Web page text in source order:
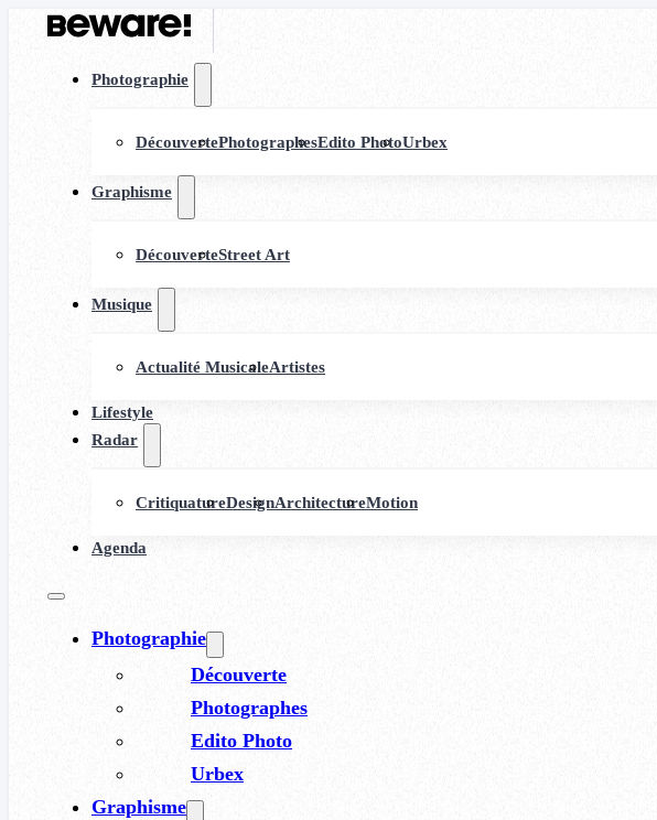
Photographie
DécouvertePhotographesEdito PhotoUrbex
Graphisme
DécouverteStreet Art
Musique
Actualité MusicaleArtistes
Lifestyle
Radar
CritiquatureDesignArchitectureMotion
Agenda
Photographie
Découverte
Photographes
Edito Photo
Urbex
Graphisme